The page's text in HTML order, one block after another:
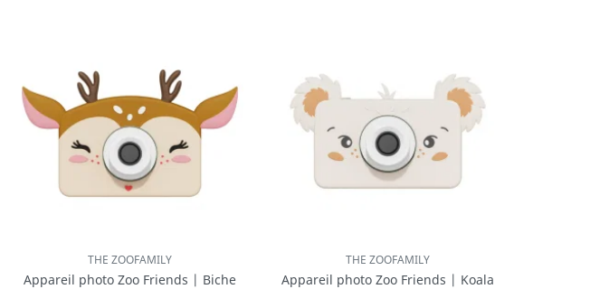
 Aperçu rapide
THE ZOOFAMILY
Appareil photo Zoo Friends | Biche
 Aperçu rapide
THE ZOOFAMILY
Appareil photo Zoo Friends | Koala